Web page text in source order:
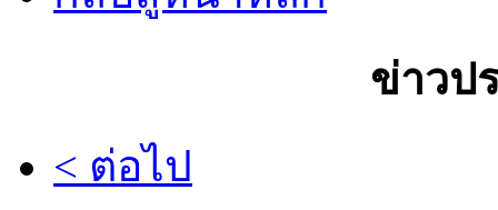
ข่าวป
< ต่อไป